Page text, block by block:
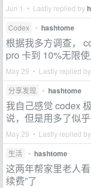
Jun 1 • Lastly replied by
Codex • hashtome
根据我多方调查，
pro 卡到 10%无限
May 29 • Lastly replied by
分享发现 • hashtome
我自己感觉 codex
说，但是用多了似
May 29 • Lastly replied by
生活 • hashtome
这两年帮家里老人
续费”了